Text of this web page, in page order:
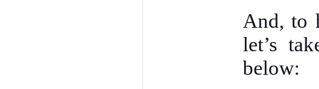
And, to
let’s
below: